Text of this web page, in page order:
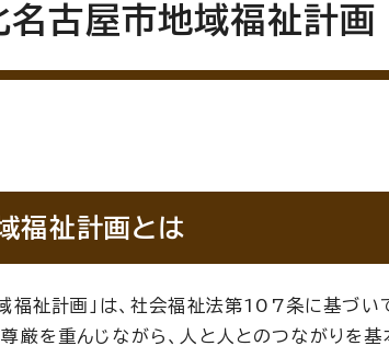
名古屋市地域福祉計画
福祉計画とは
域福祉計画」は、社会福祉法第107条に基づ
尊厳を重んじながら、人と人とのつながりを